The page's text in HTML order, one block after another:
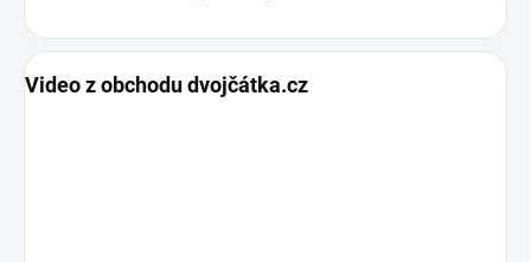
Video z obchodu dvojčátka.cz